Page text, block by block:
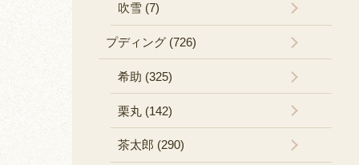
吹雪 (7)
プディング (726)
希助 (325)
栗丸 (142)
茶太郎 (290)